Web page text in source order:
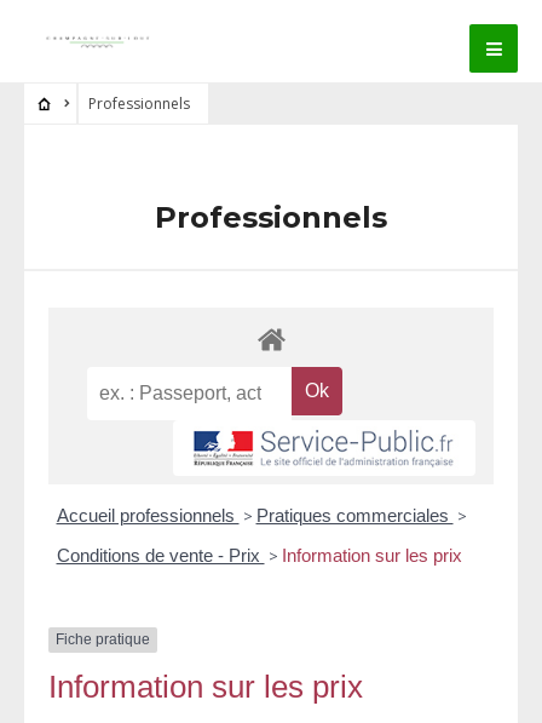
Professionnels
Professionnels
Accueil professionnels > Pratiques commerciales >
Conditions de vente - Prix > Information sur les prix
Fiche pratique
Information sur les prix